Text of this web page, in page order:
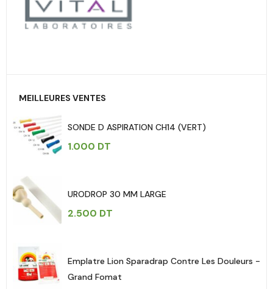
MEILLEURES VENTES
SONDE D ASPIRATION CH14 (VERT)
1.000 DT
URODROP 30 MM LARGE
2.500 DT
Emplatre Lion Sparadrap Contre Les Douleurs -
Grand Fomat